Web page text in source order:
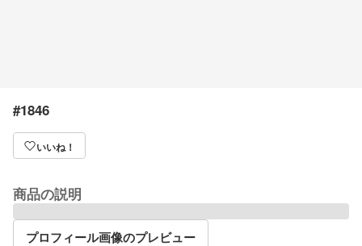
#1846
いいね！
商品の説明
プロフィール画像のプレビュー